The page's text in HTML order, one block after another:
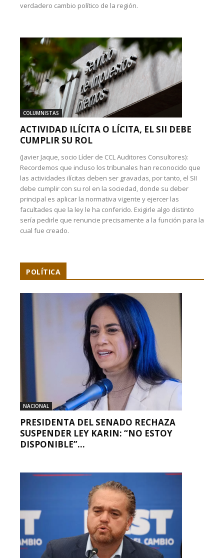
verdadero cambio político de la región.
COLUMNISTAS
ACTIVIDAD ILÍCITA O LÍCITA, EL SII DEBE
CUMPLIR SU ROL
(Javier Jaque, socio Líder de CCL Auditores Consultores):
Recordemos que incluso los tribunales han reconocido que
las actividades ilícitas deben ser gravadas, por tanto, el SII
debe cumplir con su rol en la sociedad, donde su deber
principal es aplicar la normativa vigente y ejercer las
facultades que la ley le ha conferido. Exigirle algo distinto
sería pedirle que renuncie precisamente a la función para la
cual fue creado.
POLÍTICA
NACIONAL
PRESIDENTA DEL SENADO RECHAZA
SUSPENDER LEY KARIN: “NO ESTOY
DISPONIBLE”...